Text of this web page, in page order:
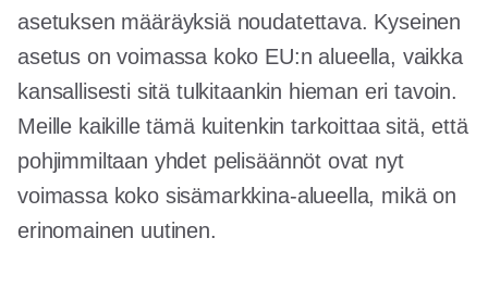
asetuksen määräyksiä noudatettava. Kyseinen
asetus on voimassa koko EU:n alueella, vaikka
kansallisesti sitä tulkitaankin hieman eri tavoin.
Meille kaikille tämä kuitenkin tarkoittaa sitä, että
pohjimmiltaan yhdet pelisäännöt ovat nyt
voimassa koko sisämarkkina-alueella, mikä on
erinomainen uutinen.